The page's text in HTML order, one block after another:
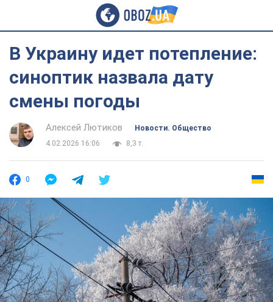
В Украину идет потепление:
синоптик назвала дату
смены погоды
Алексей Лютиков
Новости. Общество
4.02.2026 16:06
8,3 т.
0